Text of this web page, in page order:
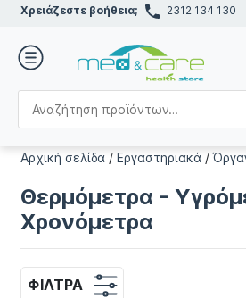
Χρειάζεστε βοήθεια; 2312 134 130
Αρχική σελίδα /Εργαστηριακά /
Θερμόμετρα -
Χρονόμετρα
ΦΊΛΤΡΑ